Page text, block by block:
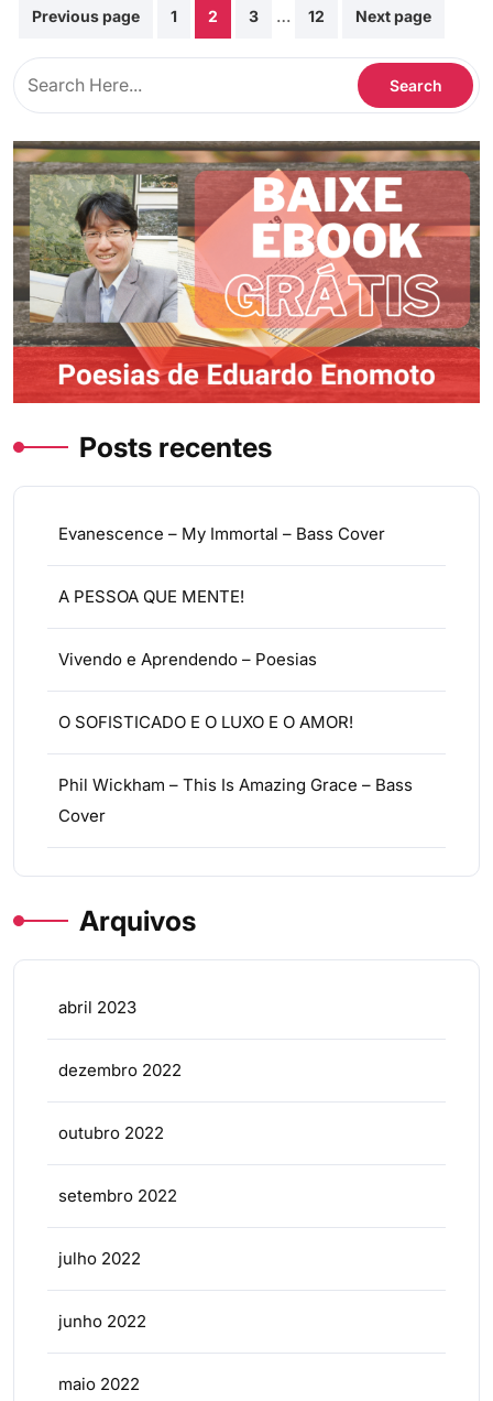
Paginação
posts
Previous page 1 2 3 … 12 Next page
Posts recentes
Evanescence – My Immortal – Bass Cover
A PESSOA QUE MENTE!
Vivendo e Aprendendo – Poesias
O SOFISTICADO E O LUXO E O AMOR!
Phil Wickham – This Is Amazing Grace – Bass
Cover
Arquivos
abril 2023
dezembro 2022
outubro 2022
setembro 2022
julho 2022
junho 2022
maio 2022